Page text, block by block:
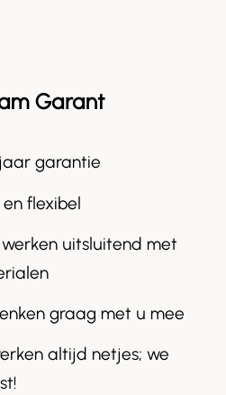
Garant
garantie
en flexibel
uitsluitend met
graag met u mee
altijd netjes; we